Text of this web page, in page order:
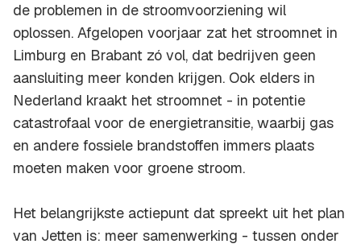
de problemen in de stroomvoorziening wil
oplossen. Afgelopen voorjaar zat het stroomnet in
Limburg en Brabant zó vol, dat bedrijven geen
aansluiting meer konden krijgen. Ook elders in
Nederland kraakt het stroomnet - in potentie
catastrofaal voor de energietransitie, waarbij gas
en andere fossiele brandstoffen immers plaats
moeten maken voor groene stroom.
Het belangrijkste actiepunt dat spreekt uit het plan
van Jetten is: meer samenwerking - tussen onder